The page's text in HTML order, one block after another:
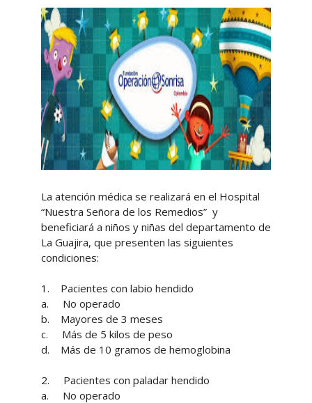
La atención médica se realizará en el Hospital
“Nuestra Señora de los Remedios” y
beneficiará a niños y niñas del departamento de
La Guajira, que presenten las siguientes
condiciones:
1. Pacientes con labio hendido
a. No operado
b. Mayores de 3 meses
c. Más de 5 kilos de peso
d. Más de 10 gramos de hemoglobina
2. Pacientes con paladar hendido
a. No operado